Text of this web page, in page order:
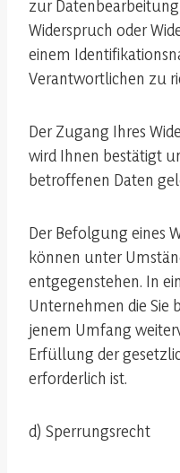
zur
Widerspruch oder
einem
Verantwortlichen zu
Der Zugang Ihres
wird Ihnen bestätigt
betroffenen Daten
Der Befolgung eines
können unter
entgegenstehen. In
Unternehmen die Sie
jenem Umfang
Erfüllung der
erforderlich ist.
d) Sperrungsrecht